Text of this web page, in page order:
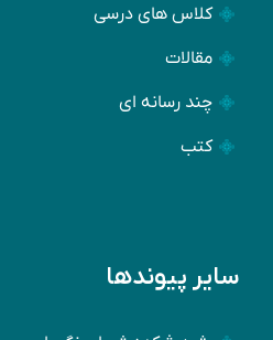
کلاس های درسی
مقالات
چند رسانه ای
کتب
سایر پیوندها